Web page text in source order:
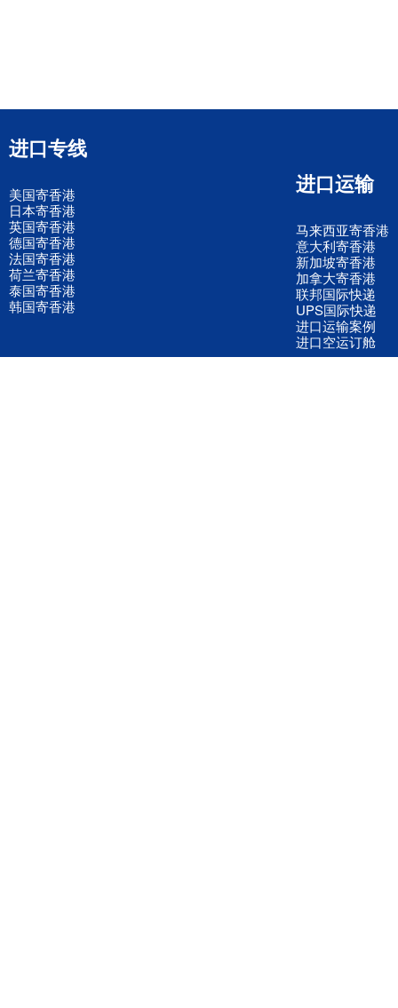
进口专线
美国寄香港
日本寄香港
英国寄香港
德国寄香港
法国寄香港
荷兰寄香港
泰国寄香港
韩国寄香港
进口运输
马来西亚寄香港
意大利寄香港
新加坡寄香港
加拿大寄香港
联邦国际快递
UPS国际快递
进口运输案例
进口空运订舱